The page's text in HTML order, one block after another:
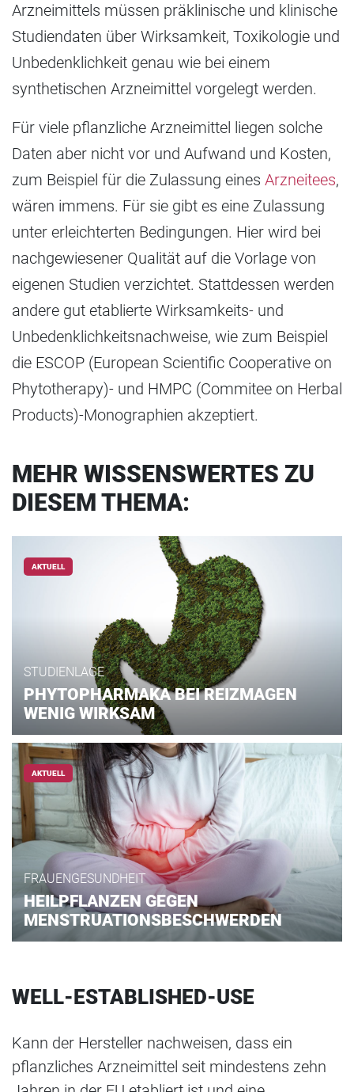
Arzneimittels müssen präklinische und klinische
Studiendaten über Wirksamkeit, Toxikologie und
Unbedenklichkeit genau wie bei einem
synthetischen Arzneimittel vorgelegt werden.
Für viele pflanzliche Arzneimittel liegen solche
Daten aber nicht vor und Aufwand und Kosten,
zum Beispiel für die Zulassung eines Arzneitees,
wären immens. Für sie gibt es eine Zulassung
unter erleichterten Bedingungen. Hier wird bei
nachgewiesener Qualität auf die Vorlage von
eigenen Studien verzichtet. Stattdessen werden
andere gut etablierte Wirksamkeits- und
Unbedenklichkeitsnachweise, wie zum Beispiel
die ESCOP (European Scientific Cooperative on
Phytotherapy)- und HMPC (Commitee on Herbal
Products)-Monographien akzeptiert.
MEHR WISSENSWERTES ZU
DIESEM THEMA:
AKTUELL
STUDIENLAGE
PHYTOPHARMAKA BEI REIZMAGEN
WENIG WIRKSAM
AKTUELL
FRAUENGESUNDHEIT
HEILPFLANZEN GEGEN
MENSTRUATIONSBESCHWERDEN
WELL-ESTABLISHED-USE
Kann der Hersteller nachweisen, dass ein
pflanzliches Arzneimittel seit mindestens zehn